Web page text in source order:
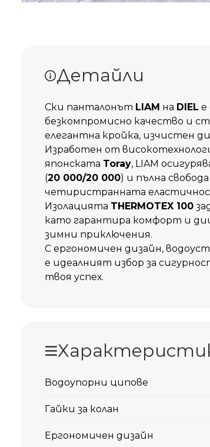
Детайли
Ски панталонът LIAM на DIEL е
безкомпромисно качество и
елегантна кройка, изчистен
Изработен от
японската Toray, LIAM
(20 000/20 000) и пълна
четиристранната
Изолацията THERMOTEX 100
като гарантира комфорт и
зимни приключения.
С ергономичен дизайн,
е идеалният избор за
твоя успех.
Водоупорни ципове
Гайки за колан
Ергономичен дизайн